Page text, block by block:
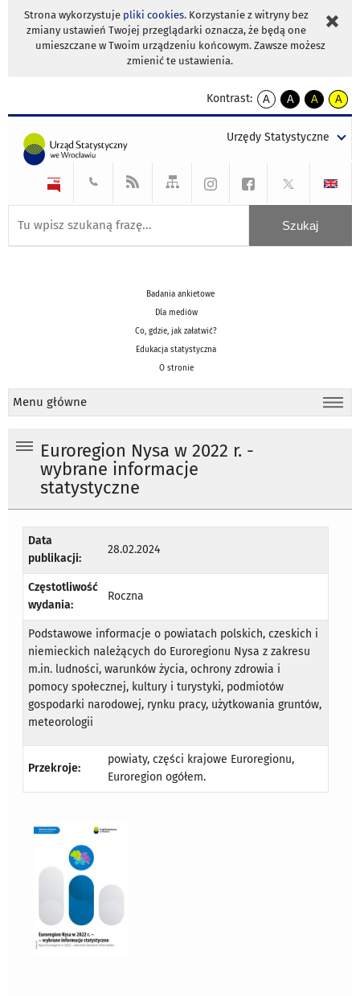
Strona wykorzystuje pliki cookies. Korzystanie z witryny bez
zmiany ustawień Twojej przeglądarki oznacza, że będą one
umieszczane w Twoim urządzeniu końcowym. Zawsze możesz
zmienić te ustawienia.
Kontrast:
A
kontrast
A
kontrast
tekst
czarnym
A
kontrast
tekst
czarnym
A
tekst
żółtym
Urzędy Statystyczne
Badania ankietowe
Dla mediów
Co, gdzie, jak załatwić?
Edukacja statystyczna
O stronie
Menu główne
Euroregion Nysa w 2022 r. -
wybrane informacje
statystyczne
Data
publikacji:
28.02.2024
Częstotliwość
wydania:
Roczna
Podstawowe informacje o powiatach polskich, czeskich i
niemieckich należących do Euroregionu Nysa z zakresu
m.in. ludności, warunków życia, ochrony zdrowia i
pomocy społecznej, kultury i turystyki, podmiotów
gospodarki narodowej, rynku pracy, użytkowania gruntów,
meteorologii
Przekroje:
powiaty, części krajowe Euroregionu,
Euroregion ogółem.